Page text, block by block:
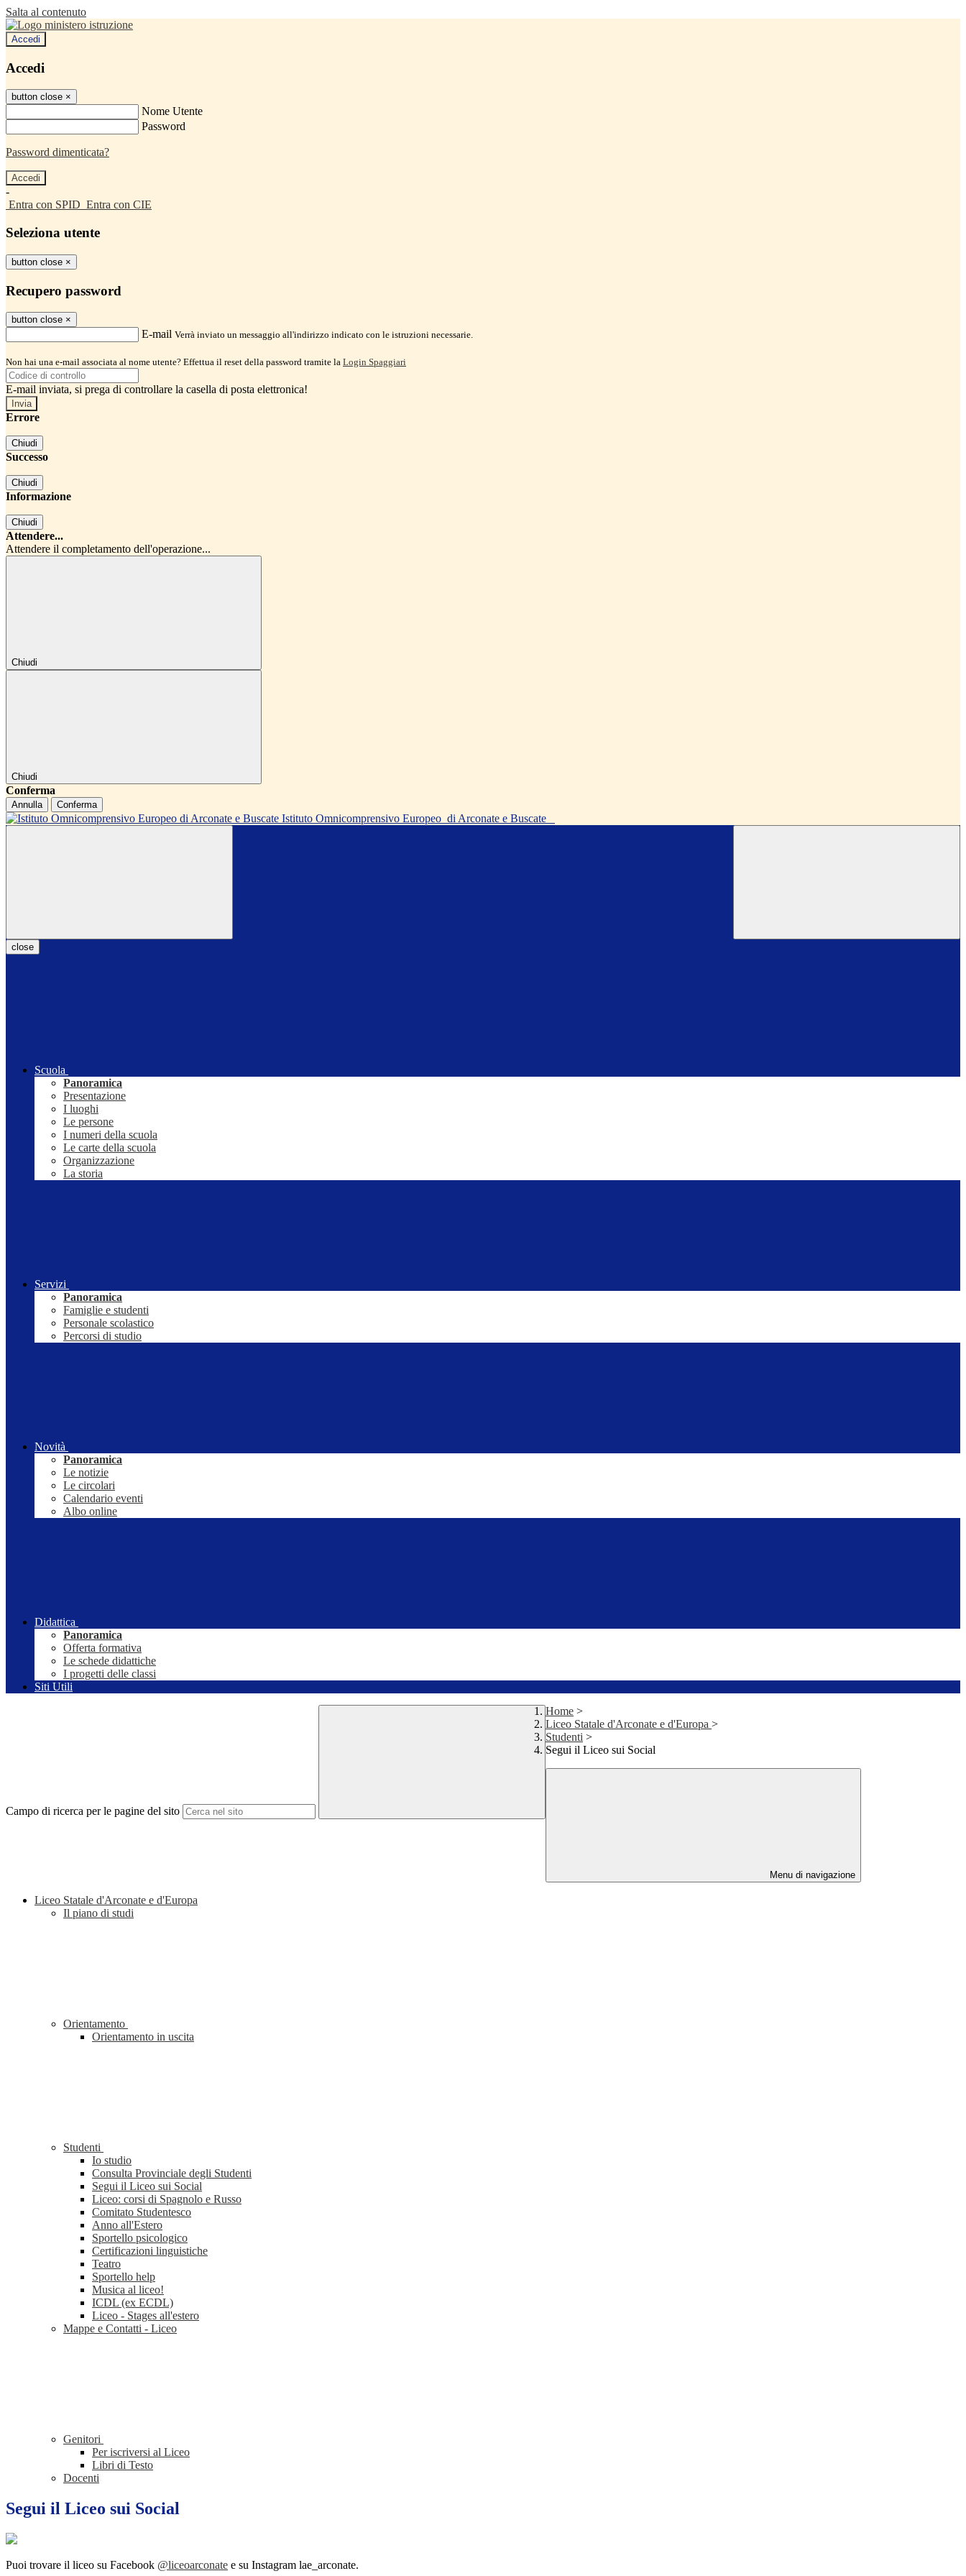
Salta al contenuto
Accedi
Accedi
button close ×
Nome Utente
Password
Password dimenticata?
-
Entra con SPID Entra con CIE
Seleziona utente
button close ×
Recupero password
button close ×
E-mail Verrà inviato un messaggio all'indirizzo indicato con le istruzioni necessarie.
Non hai una e-mail associata al nome utente? Effettua il reset della password tramite la Login Spaggiari
E-mail inviata, si prega di controllare la casella di posta elettronica!
Errore
Chiudi
Successo
Chiudi
Informazione
Chiudi
Attendere...
Attendere il completamento dell'operazione...
Chiudi
Chiudi
Conferma
Annulla Conferma
Istituto Omnicomprensivo Europeo di Arconate e Buscate
close
Scuola
Panoramica
Presentazione
I luoghi
Le persone
I numeri della scuola
Le carte della scuola
Organizzazione
La storia
Servizi
Panoramica
Famiglie e studenti
Personale scolastico
Percorsi di studio
Novità
Panoramica
Le notizie
Le circolari
Calendario eventi
Albo online
Didattica
Panoramica
Offerta formativa
Le schede didattiche
I progetti delle classi
Siti Utili
Campo di ricerca per le pagine del sito
Home >
Liceo Statale d'Arconate e d'Europa >
Studenti >
Segui il Liceo sui Social
Menu di navigazione
Liceo Statale d'Arconate e d'Europa
Il piano di studi
Orientamento
Orientamento in uscita
Studenti
Io studio
Consulta Provinciale degli Studenti
Segui il Liceo sui Social
Liceo: corsi di Spagnolo e Russo
Comitato Studentesco
Anno all'Estero
Sportello psicologico
Certificazioni linguistiche
Teatro
Sportello help
Musica al liceo!
ICDL (ex ECDL)
Liceo - Stages all'estero
Mappe e Contatti - Liceo
Genitori
Per iscriversi al Liceo
Libri di Testo
Docenti
Segui il Liceo sui Social
Puoi trovare il liceo su Facebook @liceoarconate e su Instagram lae_arconate.